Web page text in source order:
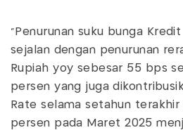
"Penurunan suku bunga
sejalan dengan penurunan
Rupiah yoy sebesar 55 bps
persen yang juga
Rate selama setahun terakhir
persen pada Maret 2025